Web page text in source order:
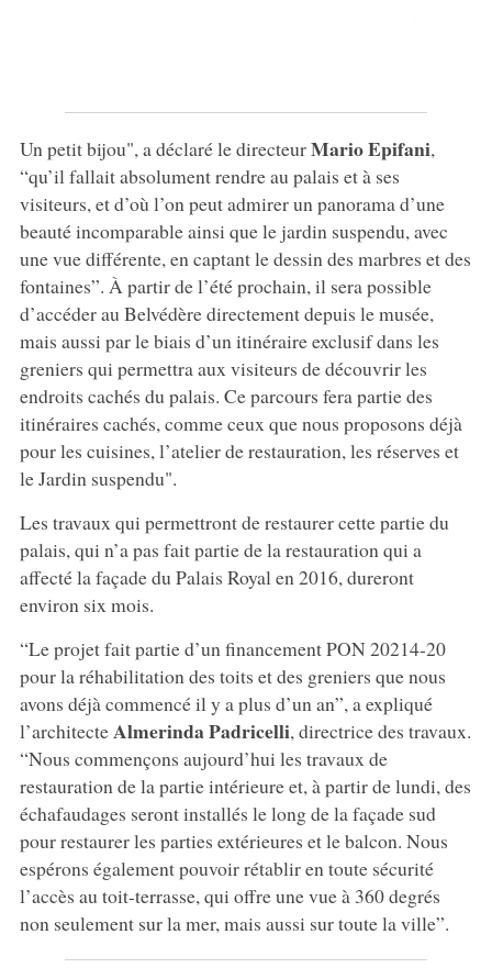
Un petit bijou", a déclaré le directeurMario Epifani,
“qu’il fallait absolument rendre au palais et à ses
visiteurs, et d’où l’on peut admirer un panorama d’une
beauté incomparable ainsi que le jardin suspendu, avec
une vue différente, en captant le dessin des marbres et des
fontaines”. À partir de l’été prochain, il sera possible
d’accéder au Belvédère directement depuis le musée,
mais aussi par le biais d’un itinéraire exclusif dans les
greniers qui permettra aux visiteurs de découvrir les
endroits cachés du palais. Ce parcours fera partie des
itinéraires cachés, comme ceux que nous proposons déjà
pour les cuisines, l’atelier de restauration, les réserves et
le Jardin suspendu".
Les travaux qui permettront de restaurer cette partie du
palais, qui n’a pas fait partie de la restauration qui a
affecté la façade du Palais Royal en 2016, dureront
environ six mois.
“Le projet fait partie d’un financement PON 20214-20
pour la réhabilitation des toits et des greniers que nous
avons déjà commencé il y a plus d’un an”, a expliqué
l’architecteAlmerinda Padricelli, directrice des travaux.
“Nous commençons aujourd’hui les travaux de
restauration de la partie intérieure et, à partir de lundi, des
échafaudages seront installés le long de la façade sud
pour restaurer les parties extérieures et le balcon. Nous
espérons également pouvoir rétablir en toute sécurité
l’accès au toit-terrasse, qui offre une vue à 360 degrés
non seulement sur la mer, mais aussi sur toute la ville”.